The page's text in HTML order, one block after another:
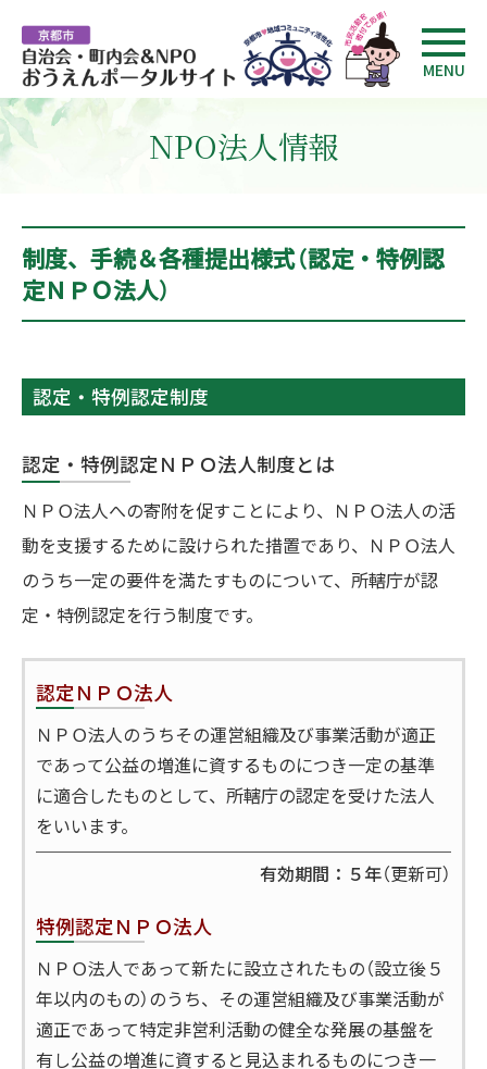
MENU
NPO法人情報
制度、手続＆各種提出様式（認定・特例認
定ＮＰＯ法人）
認定・特例認定制度
認定・特例認定ＮＰＯ法人制度とは
ＮＰＯ法人への寄附を促すことにより、ＮＰＯ法人の活
動を支援するために設けられた措置であり、ＮＰＯ法人
のうち一定の要件を満たすものについて、所轄庁が認
定・特例認定を行う制度です。
認定ＮＰＯ法人
ＮＰＯ法人のうちその運営組織及び事業活動が適正
であって公益の増進に資するものにつき一定の基準
に適合したものとして、所轄庁の認定を受けた法人
をいいます。
有効期間：５年（更新可）
特例認定ＮＰＯ法人
ＮＰＯ法人であって新たに設立されたもの（設立後５
年以内のもの）のうち、その運営組織及び事業活動が
適正であって特定非営利活動の健全な発展の基盤を
有し公益の増進に資すると見込まれるものにつき一